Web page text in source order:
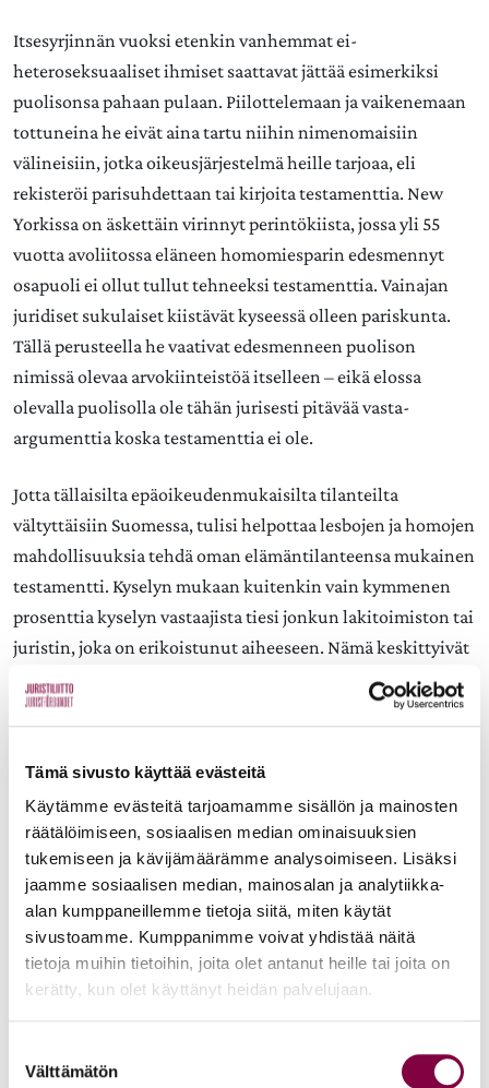
Tämä sivusto käyttää evästeitä
Käytämme evästeitä tarjoamamme sisällön ja mainosten
räätälöimiseen, sosiaalisen median ominaisuuksien
tukemiseen ja kävijämäärämme analysoimiseen. Lisäksi
jaamme sosiaalisen median, mainosalan ja analytiikka-
alan kumppaneillemme tietoja siitä, miten käytät
sivustoamme. Kumppanimme voivat yhdistää näitä
tietoja muihin tietoihin, joita olet antanut heille tai joita on
kerätty, kun olet käyttänyt heidän palvelujaan.
valinta
Välttämätön
Itsesyrjinnän vuoksi etenkin vanhemmat ei-
heteroseksuaaliset ihmiset saattavat jättää esimerkiksi
puolisonsa pahaan pulaan. Piilottelemaan ja vaikenemaan
tottuneina he eivät aina tartu niihin nimenomaisiin
välineisiin, jotka oikeusjärjestelmä heille tarjoaa, eli
rekisteröi parisuhdettaan tai kirjoita testamenttia. New
Yorkissa on äskettäin virinnyt perintökiista, jossa yli 55
vuotta avoliitossa eläneen homomiesparin edesmennyt
osapuoli ei ollut tullut tehneeksi testamenttia. Vainajan
juridiset sukulaiset kiistävät kyseessä olleen pariskunta.
Tällä perusteella he vaativat edesmenneen puolison
nimissä olevaa arvokiinteistöä itselleen – eikä elossa
olevalla puolisolla ole tähän jurisesti pitävää vasta-
argumenttia koska testamenttia ei ole.
Jotta tällaisilta epäoikeudenmukaisilta tilanteilta
vältyttäisiin Suomessa, tulisi helpottaa lesbojen ja homojen
mahdollisuuksia tehdä oman elämäntilanteensa mukainen
testamentti. Kyselyn mukaan kuitenkin vain kymmenen
prosenttia kyselyn vastaajista tiesi jonkun lakitoimiston tai
juristin, joka on erikoistunut aiheeseen. Nämä keskittyivät
Helsinkiin. Usein mainittiin asianajaja Ulf Månsson.
1980-luvulta nykyhetkeen tehty lukuisia
sateenkaaritestamentteja, perunkirjoituksia ja
kuolinpesien selvityksiä. Pitkän kokemuksensa perusteella
Månsson pitää tuikitärkeänä sitä, että testamentti tehdään
juridisesti pitävästi. On syytä miettiä tarkkaan myös se,
mitä omaisuudelle tapahtuu eri osapuolten kuoltua.
Månsson on nähnyt jopa tilanteen, jossa lähisukulaiset
eivät tieneeet vainajan olleen pitkään rekisteröidyssä